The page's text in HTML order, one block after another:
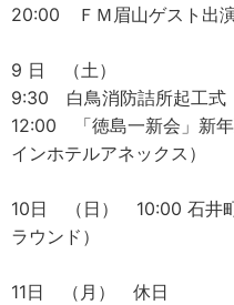
20:00 ＦＭ眉山ゲスト出演
9 日 （土）
9:30 白鳥消防詰所起工式
12:00 「徳島一新会」新
インホテルアネックス）
10日 （日） 10:00 石井
ラウンド）
11日 （月） 休日